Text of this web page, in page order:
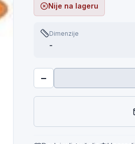
Nije na lageru
Dimenzije
-
−